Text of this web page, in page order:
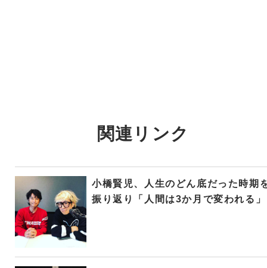
関連リンク
小橋賢児、人生のどん底だった時期
振り返り「人間は3か月で変われる」